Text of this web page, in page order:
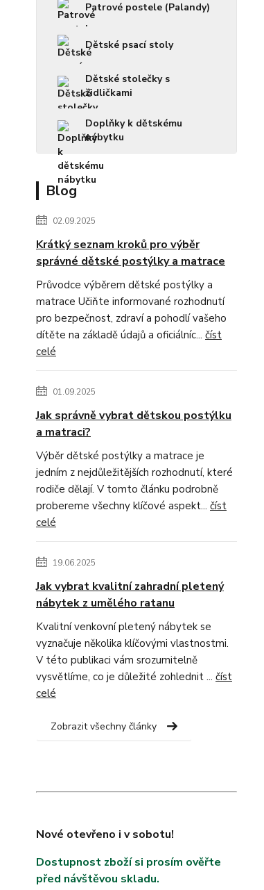
Patrové postele (Palandy)
Dětské psací stoly
Dětské stolečky s
židličkami
Doplňky k dětskému
nábytku
Blog
02.09.2025
Krátký seznam kroků pro výběr
správné dětské postýlky a matrace
Průvodce výběrem dětské postýlky a
matrace Učiňte informované rozhodnutí
pro bezpečnost, zdraví a pohodlí vašeho
dítěte na základě údajů a oficiálníc... číst
celé
01.09.2025
Jak správně vybrat dětskou postýlku
a matraci?
Výběr dětské postýlky a matrace je
jedním z nejdůležitějších rozhodnutí, které
rodiče dělají. V tomto článku podrobně
probereme všechny klíčové aspekt... číst
celé
19.06.2025
Jak vybrat kvalitní zahradní pletený
nábytek z umělého ratanu
Kvalitní venkovní pletený nábytek se
vyznačuje několika klíčovými vlastnostmi.
V této publikaci vám srozumitelně
vysvětlíme, co je důležité zohlednit ... číst
celé
Zobrazit všechny články
Nové otevřeno i v sobotu!
Dostupnost zboží si prosím ověřte
před návštěvou skladu.